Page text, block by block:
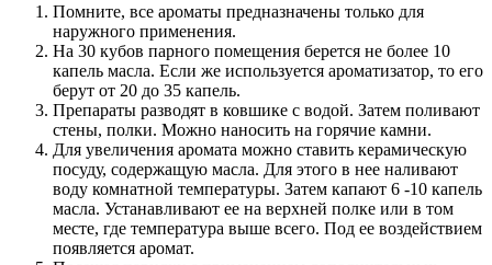
Помните, все ароматы предназначены только для
наружного применения.
На 30 кубов парного помещения берется не более 10
капель масла. Если же используется ароматизатор, то его
берут от 20 до 35 капель.
Препараты разводят в ковшике с водой. Затем поливают
стены, полки. Можно наносить на горячие камни.
Для увеличения аромата можно ставить керамическую
посуду, содержащую масла. Для этого в нее наливают
воду комнатной температуры. Затем капают 6 -10 капель
масла. Устанавливают ее на верхней полке или в том
месте, где температура выше всего. Под ее воздействием
появляется аромат.